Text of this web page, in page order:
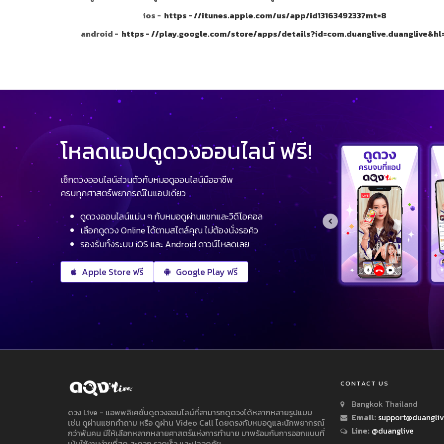
ios - https - //itunes.apple.com/us/app/id1316349233?mt=8
android - https - //play.google.com/store/apps/
โหลดแอปดูดวงออนไลน์ ฟรี!
เช็กดวงออนไลน์ส่วนตัวกับหมอดูออนไลน์มืออาชีพ
ครบทุกศาสตร์พยากรณ์ในแอปเดียว
ดูดวงออนไลน์แม่น ๆ กับหมอดูผ่านแชทและวิดีโอคอล
เลือกดูดวง Online ได้ตามสไตล์คุณ ไม่ต้องนั่งรอคิว
รองรับทั้งระบบ iOS และ Android ดาวน์โหลดเลย
Apple Store ฟรี Google Play ฟรี
ดวง Live - แอพพลิเคชั่นดูดวงออนไลน์ที่สามารถดูดวงได้หลากหลายรูปแบบ
เช่น ดูผ่านแชทคำถาม หรือ ดูผ่าน Video Call โดยตรงกับหมอดูและนักพยากรณ์
กว่าพันคน มีให้เลือกหลากหลายศาสตร์แห่งการทำนาย มาพร้อมกับการออกแบบที่
CONTACT US
Bangkok Thailand
Email:
Line: @duanglive